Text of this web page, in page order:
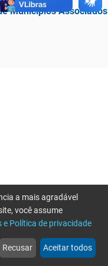
Municípios Associados
web
Notícias
more_horiz
Mais
a mais agradável
você assume
e Política de privacidade
Recusar Aceitar todos
novamente